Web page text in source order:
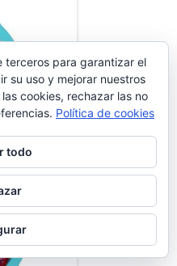
terceros para garantizar el
su uso y mejorar nuestros
cookies, rechazar las no
Política de cookies
todo